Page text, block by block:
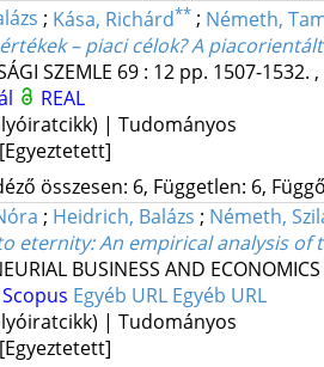
; Kása, Richárd** ; Németh,
– piaci célok? A
SZEMLE 69: 12 pp. 1507-1532.
REAL
| Tudományos
[Egyeztetett]
összesen: 6, Független: 6,
; Heidrich, Balázs ; Németh,
eternity: An empirical analysis of
BUSINESS AND
Scopus Egyéb URL Egyéb URL
| Tudományos
[Egyeztetett]